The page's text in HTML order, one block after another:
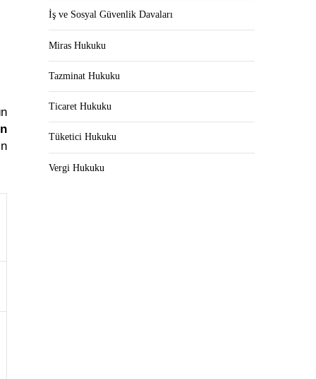
İş ve Sosyal Güvenlik Davaları
Miras Hukuku
Tazminat Hukuku
Ticaret Hukuku
Tüketici Hukuku
Vergi Hukuku